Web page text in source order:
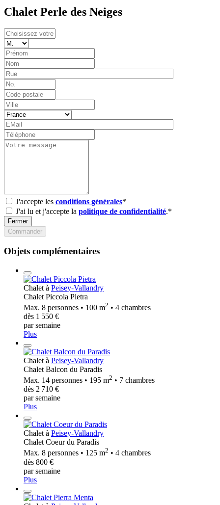
Chalet Perle des Neiges
J'accepte les conditions générales*
J'ai lu et j'accepte la politique de confidentialité.*
Fermer
Commander
Objets complémentaires
Chalet à Peisey-Vallandry
Chalet Piccola Pietra
Max. 8 personnes • 100 m2 • 4 chambres
dès 1 550 €
par semaine
Plus
Chalet à Peisey-Vallandry
Chalet Balcon du Paradis
Max. 14 personnes • 195 m2 • 7 chambres
dès 2 710 €
par semaine
Plus
Chalet à Peisey-Vallandry
Chalet Coeur du Paradis
Max. 8 personnes • 125 m2 • 4 chambres
dès 800 €
par semaine
Plus